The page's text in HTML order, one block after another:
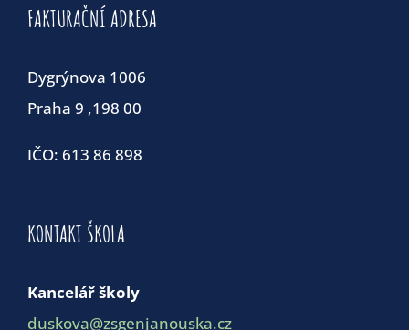
FAKTURAČNÍ ADRESA
Dygrýnova 1006
Praha 9 ,198 00
IČO: 613 86 898
KONTAKT ŠKOLA
Kancelář školy
duskova@zsgenjanouska.cz